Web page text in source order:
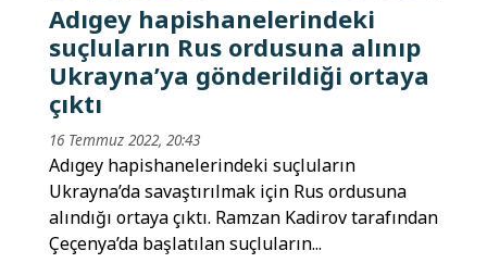
Adıgey hapishanelerindeki
suçluların Rus ordusuna alınıp
Ukrayna’ya gönderildiği ortaya
çıktı
16 Temmuz 2022, 20:43
Adıgey hapishanelerindeki suçluların
Ukrayna’da savaştırılmak için Rus ordusuna
alındığı ortaya çıktı. Ramzan Kadirov tarafından
Çeçenya’da başlatılan suçluların...